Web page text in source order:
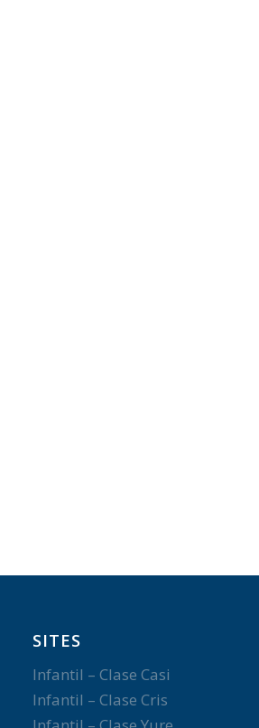
SITES
Infantil – Clase Casi
Infantil – Clase Cris